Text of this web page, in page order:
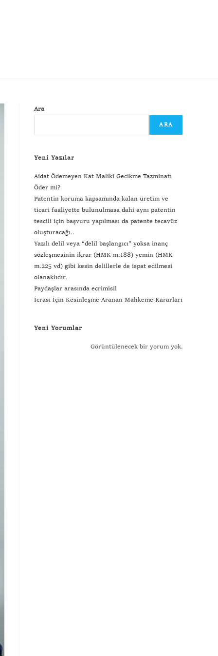
Ara
ARA
Yeni Yazılar
Aidat Ödemeyen Kat Maliki Gecikme Tazminatı
Öder mi?
Patentin koruma kapsamında kalan üretim ve
ticari faaliyette bulunulmasa dahi aynı patentin
tescili için başvuru yapılması da patente tecavüz
oluşturacağı..
Yazılı delil veya “delil başlangıcı” yoksa inanç
sözleşmesinin ikrar (HMK m.188) yemin (HMK
m.225 vd) gibi kesin delillerle de ispat edilmesi
olanaklıdır.
Paydaşlar arasında ecrimisil
İcrası İçin Kesinleşme Aranan Mahkeme Kararları
Yeni Yorumlar
Görüntülenecek bir yorum yok.